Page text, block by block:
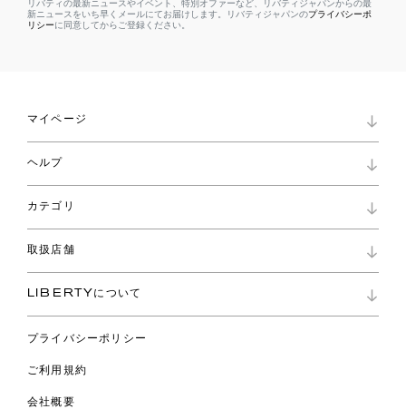
リバティの最新ニュースやイベント、特別オファーなど、リバティジャパンからの最
新ニュースをいち早くメールにてお届けします。リバティジャパンのプライバシーポ
リシーに同意してからご登録ください。
マイページ
ロイヤリティプログラム
パスワード再設定
ショッピングバッグ
ヘルプ
お問い合わせ
よくあるご質問
ご利用ガイド
カテゴリ
コレクション
ファブリックス
バッグ
ウェア
ライフスタイル
スペシャル
取扱店舗
リバティ・ファブリックス
LIBERTYについて
プライバシーポリシー
ご利用規約
会社概要